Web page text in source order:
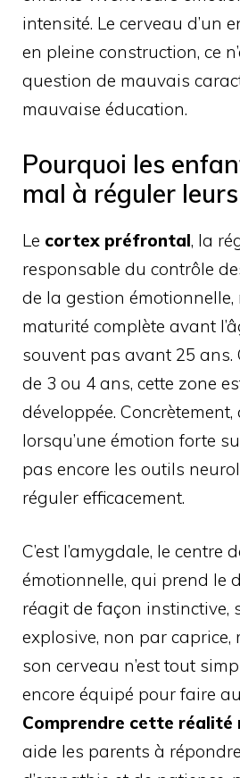
intensité. Le cerveau d’un
en pleine construction, ce
question de mauvais
mauvaise éducation.
Pourquoi les
mal à réguler
Le cortex préfrontal, la
responsable du contrôle
de la gestion
maturité complète avant
souvent pas avant 25 ans.
de 3 ou 4 ans, cette zone
développée.
lorsqu’une émotion forte
pas encore les outils
réguler efficacement.
C’est l’amygdale, le centre
émotionnelle, qui prend le
réagit de façon instinctive,
explosive, non par caprice,
son cerveau n’est tout
encore équipé pour faire
Comprendre cette réalité
aide les parents à